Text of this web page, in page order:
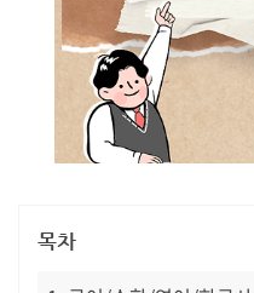
목차